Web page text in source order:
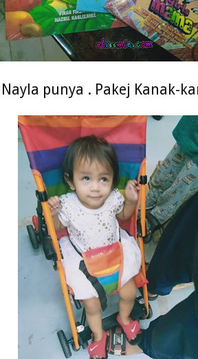
punya . Pakej Kanak-